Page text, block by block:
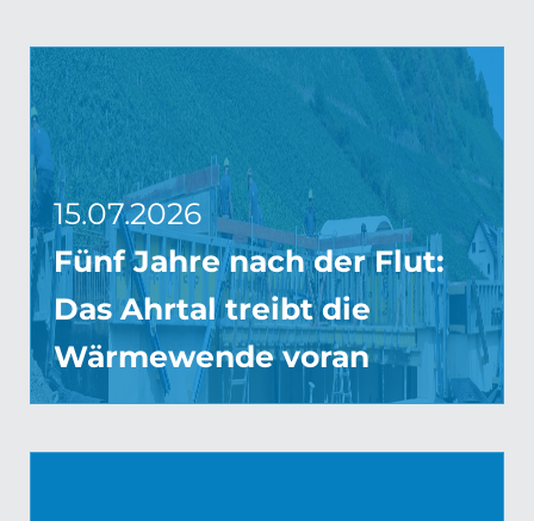
15.07.2026
Fünf Jahre nach der Flut:
Das Ahrtal treibt die
Wärmewende voran